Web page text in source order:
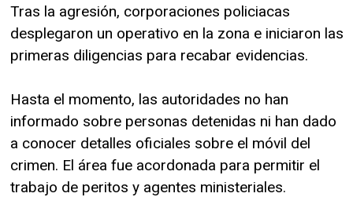
Tras la agresión, corporaciones policiacas
desplegaron un operativo en la zona e iniciaron las
primeras diligencias para recabar evidencias.
Hasta el momento, las autoridades no han
informado sobre personas detenidas ni han dado
a conocer detalles oficiales sobre el móvil del
crimen. El área fue acordonada para permitir el
trabajo de peritos y agentes ministeriales.